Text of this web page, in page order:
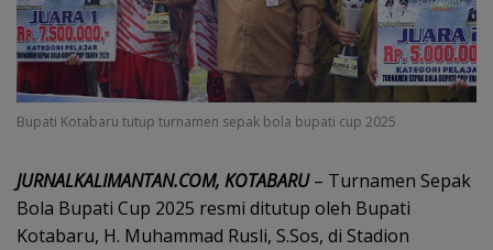
Bupati Kotabaru tutup turnamen sepak bola bupati cup 2025
JURNALKALIMANTAN.COM, KOTABARU– Turnamen Sepak
Bola Bupati Cup 2025 resmi ditutup oleh Bupati
Kotabaru, H. Muhammad Rusli, S.Sos, di Stadion